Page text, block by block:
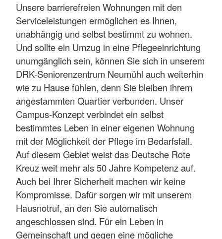
Unsere barrierefreien Wohnungen mit den
Serviceleistungen ermöglichen es Ihnen,
unabhängig und selbst bestimmt zu wohnen.
Und sollte ein Umzug in eine Pflegeeinrichtung
unumgänglich sein, können Sie sich in unserem
DRK-Seniorenzentrum Neumühl auch weiterhin
wie zu Hause fühlen, denn Sie bleiben ihrem
angestammten Quartier verbunden. Unser
Campus-Konzept verbindet ein selbst
bestimmtes Leben in einer eigenen Wohnung
mit der Möglichkeit der Pflege im Bedarfsfall.
Auf diesem Gebiet weist das Deutsche Rote
Kreuz weit mehr als 50 Jahre Kompetenz auf.
Auch bei Ihrer Sicherheit machen wir keine
Kompromisse. Dafür sorgen wir mit unserem
Hausnotruf, an den Sie automatisch
angeschlossen sind. Für ein Leben in
Gemeinschaft und gegen eine mögliche